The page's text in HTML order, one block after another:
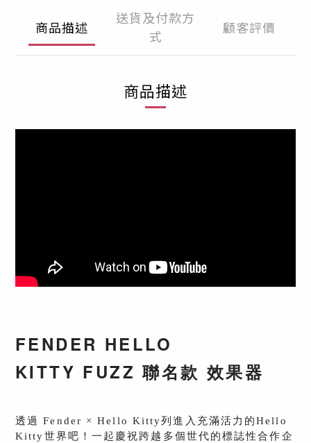
商品描述
送貨及付款方
式
顧客評價
商品描述
FENDER HELLO
KITTY FUZZ 聯名款 效果器
透過 Fender × Hello Kitty列進入充滿活力的Hello
Kitty世界吧！一起慶祝跨越多個世代的標誌性合作企